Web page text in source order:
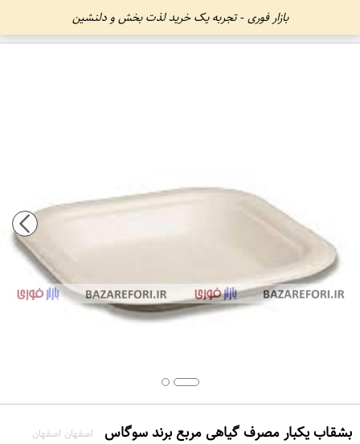
بازار فوری - تجربه یک خرید لذت بخش و دلنشین
بشقاب یکبار مصرف گیاهی مربع برند سوگاس اصفهان اصفهان